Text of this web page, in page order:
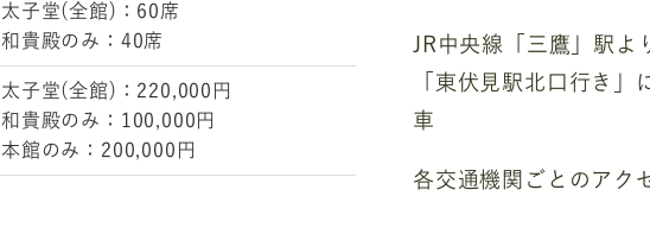
太子堂(全館)：60席
和貴殿のみ：40席
太子堂(全館)：220,000円
和貴殿のみ：100,000円
本館のみ：200,000円
JR中央線「三鷹」駅
「東伏見駅北口行き
車
各交通機関ごとのアク